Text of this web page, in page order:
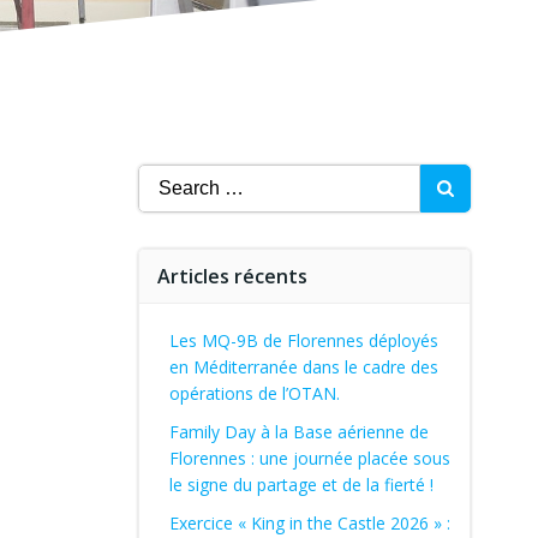
Search
for:
Articles récents
Les MQ-9B de Florennes déployés
en Méditerranée dans le cadre des
opérations de l’OTAN.
Family Day à la Base aérienne de
Florennes : une journée placée sous
le signe du partage et de la fierté !
Exercice « King in the Castle 2026 » :